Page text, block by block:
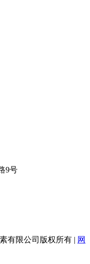
9号
有限公司版权所有 | 网